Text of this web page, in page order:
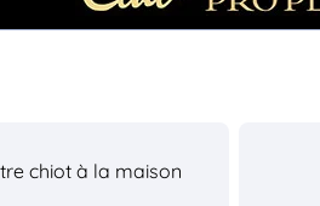
chiot à la maison